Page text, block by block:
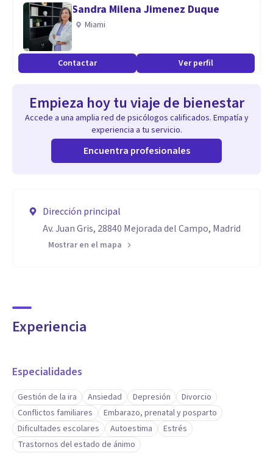
Sandra Milena Jimenez Duque
Miami
Contactar Ver perfil
Empieza hoy tu viaje de bienestar
Accede a una amplia red de psicólogos calificados. Empatía y
experiencia a tu servicio.
Encuentra profesionales
Dirección principal
Av. Juan Gris, 28840 Mejorada del Campo, Madrid
Mostrar en el mapa
Experiencia
Especialidades
Gestión de la ira Ansiedad Depresión
Divorcio
Conflictos familiares
Embarazo, prenatal y posparto
Dificultades escolares
Autoestima
Estrés
Trastornos del estado de ánimo